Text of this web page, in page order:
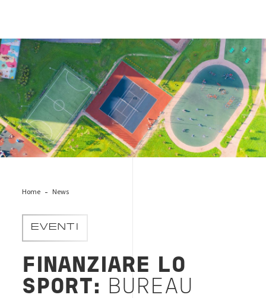
iStock-1270650624-sport-wellness
Home News
EVENTI
FINANZIARE LO
SPORT:
BUREAU